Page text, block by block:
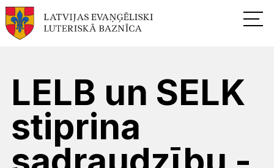
LELB un SELK
stiprina